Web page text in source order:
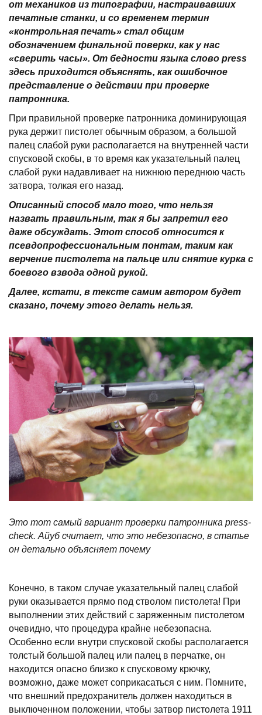
от механиков из типографии, настраивавших
печатные станки, и со временем термин
«контрольная печать» стал общим
обозначением финальной поверки, как у нас
«сверить часы». От бедности языка слово press
здесь приходится объяснять, как ошибочное
представление о действии при проверке
патронника.
При правильной проверке патронника доминирующая
рука держит пистолет обычным образом, а большой
палец слабой руки располагается на внутренней части
спусковой скобы, в то время как указательный палец
слабой руки надавливает на нижнюю переднюю часть
затвора, толкая его назад.
Описанный способ мало того, что нельзя
назвать правильным, так я бы запретил его
даже обсуждать. Этот способ относится к
псевдопрофессиональным понтам, таким как
верчение пистолета на пальце или снятие курка с
боевого взвода одной рукой.
Далее, кстати, в тексте самим автором будет
сказано, почему этого делать нельзя.
Это тот самый вариант проверки патронника press-
check. Айуб считает, что это небезопасно, в статье
он детально объясняет почему
Конечно, в таком случае указательный палец слабой
руки оказывается прямо под стволом пистолета! При
выполнении этих действий с заряженным пистолетом
очевидно, что процедура крайне небезопасна.
Особенно если внутри спусковой скобы располагается
толстый большой палец или палец в перчатке, он
находится опасно близко к спусковому крючку,
возможно, даже может соприкасаться с ним. Помните,
что внешний предохранитель должен находиться в
выключенном положении, чтобы затвор пистолета 1911